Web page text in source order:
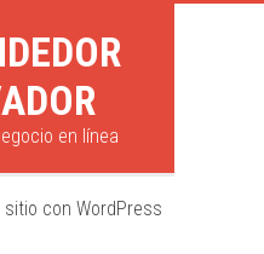
en línea
sitio con WordPress